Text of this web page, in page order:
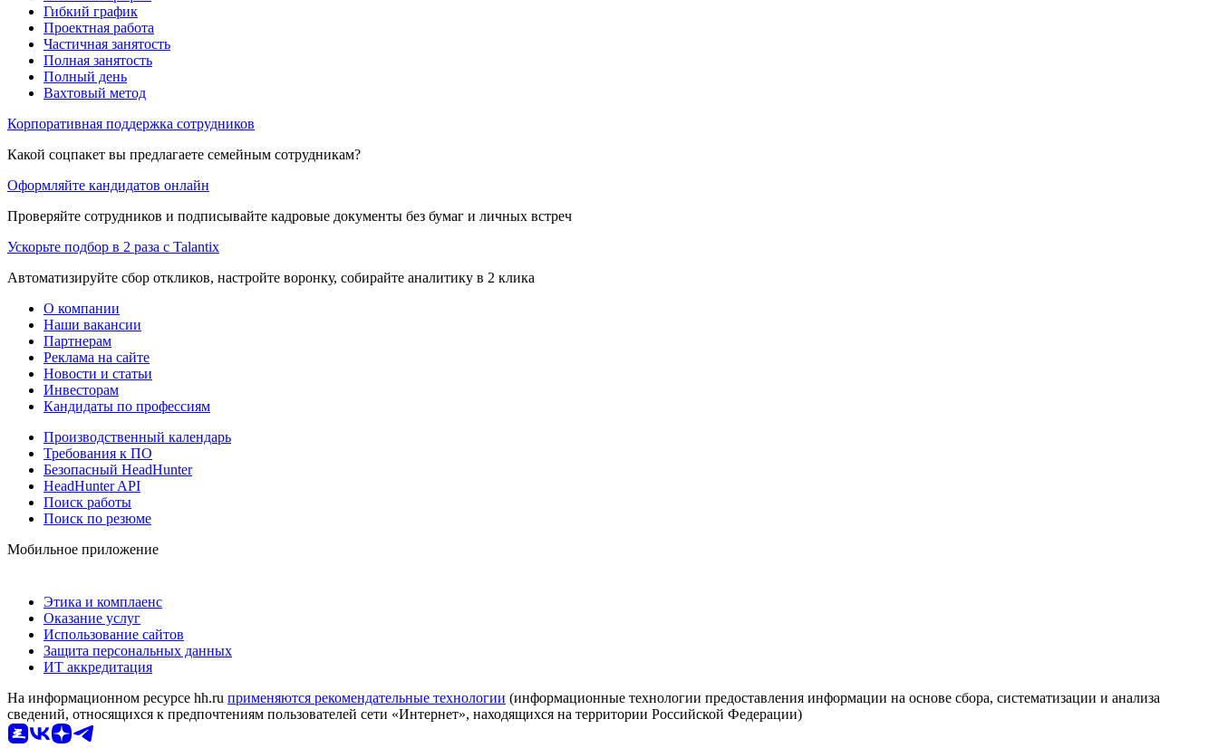
Гибкий график
Проектная работа
Частичная занятость
Полная занятость
Полный день
Вахтовый метод
Корпоративная поддержка сотрудников
Какой соцпакет вы предлагаете семейным сотрудникам?
Оформляйте кандидатов онлайн
Проверяйте сотрудников и подписывайте кадровые документы без бумаг и личных встреч
Ускорьте подбор в 2 раза с Talantix
Автоматизируйте сбор откликов, настройте воронку, собирайте аналитику в 2 клика
О компании
Наши вакансии
Партнерам
Реклама на сайте
Новости и статьи
Инвесторам
Кандидаты по профессиям
Производственный календарь
Требования к ПО
Безопасный HeadHunter
HeadHunter API
Поиск работы
Поиск по резюме
Мобильное приложение
Этика и комплаенс
Оказание услуг
Использование сайтов
Защита персональных данных
ИТ аккредитация
На информационном ресурсе hh.ru применяются рекомендательные технологии (информационные технологии предоставления информации на основе сбора, систематизации и анализа
сведений, относящихся к предпочтениям пользователей сети «Интернет», находящихся на территории Российской Федерации)